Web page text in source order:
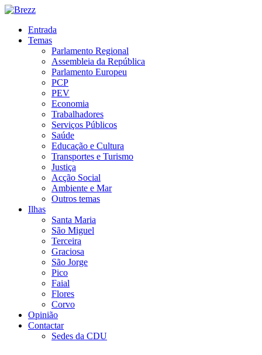
Entrada
Temas
Parlamento Regional
Assembleia da República
Parlamento Europeu
PCP
PEV
Economia
Trabalhadores
Serviços Públicos
Saúde
Educação e Cultura
Transportes e Turismo
Justiça
Acção Social
Ambiente e Mar
Outros temas
Ilhas
Santa Maria
São Miguel
Terceira
Graciosa
São Jorge
Pico
Faial
Flores
Corvo
Opinião
Contactar
Sedes da CDU